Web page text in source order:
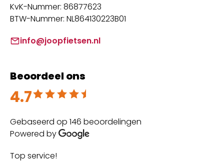
KvK-Nummer: 86877623
BTW-Nummer: NL864130223B01
info@joopfietsen.nl
Beoordeel ons
4.7
Beoordeeld met 4.7 uit 5
Gebaseerd op 146 beoordelingen
Powered by
Top service!